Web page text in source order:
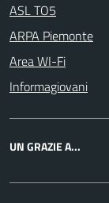
ASL TO5
ARPA Piemonte
Area WI-Fi
Informagiovani
UN GRAZIE A...